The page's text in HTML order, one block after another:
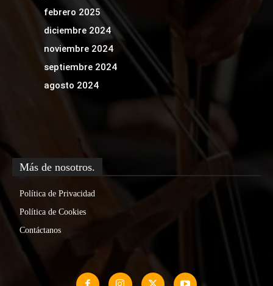
febrero 2025
diciembre 2024
noviembre 2024
septiembre 2024
agosto 2024
Más de nosotros.
Política de Privacidad
Política de Cookies
Contáctanos